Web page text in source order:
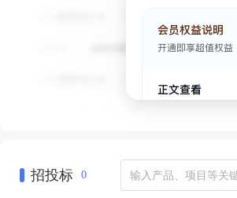
招投标 0